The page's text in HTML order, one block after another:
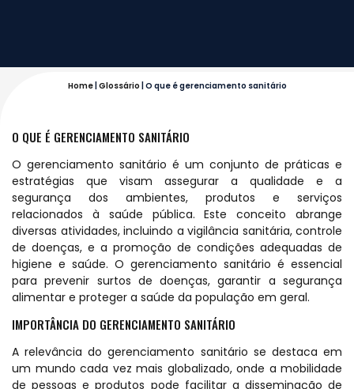
Home| Glossário O que é gerenciamento sanitário
O QUE É GERENCIAMENTO SANITÁRIO
O gerenciamento sanitário é um conjunto de práticas e
estratégias que visam assegurar a qualidade e a
segurança dos ambientes, produtos e serviços
relacionados à saúde pública. Este conceito abrange
diversas atividades, incluindo a vigilância sanitária, controle
de doenças, e a promoção de condições adequadas de
higiene e saúde. O gerenciamento sanitário é essencial
para prevenir surtos de doenças, garantir a segurança
alimentar e proteger a saúde da população em geral.
IMPORTÂNCIA DO GERENCIAMENTO SANITÁRIO
A relevância do gerenciamento sanitário se destaca em
um mundo cada vez mais globalizado, onde a mobilidade
de pessoas e produtos pode facilitar a disseminação de